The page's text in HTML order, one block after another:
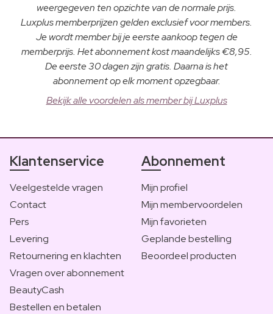
weergegeven ten opzichte van de normale prijs.
Luxplus memberprijzen gelden exclusief voor members.
Je wordt member bij je eerste aankoop tegen de
memberprijs. Het abonnement kost maandelijks €8,95.
De eerste 30 dagen zijn gratis. Daarna is het
abonnement op elk moment opzegbaar.
Bekijk alle voordelen als member bij Luxplus
Klantenservice
Veelgestelde vragen
Contact
Pers
Levering
Retournering en klachten
Vragen over abonnement
BeautyCash
Bestellen en betalen
Abonnement
Mijn profiel
Mijn membervoordelen
Mijn favorieten
Geplande bestelling
Beoordeel producten